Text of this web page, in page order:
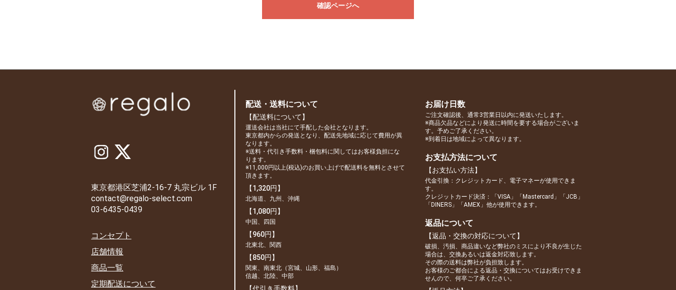
確認ページへ
東京都港区芝浦2-16-7 丸宗ビル 1F
contact@regalo-select.com
03-6435-0439
コンセプト
店舗情報
商品一覧
定期配送について
配送・送料について
【配送料について】
運送会社は当社にて手配した会社となります。
東京都内からの発送となり、配送先地域に応じて費用が異
なります。
※送料・代引き手数料・梱包料に関してはお客様負担にな
ります。
※11,000円以上(税込)のお買い上げで配送料を無料とさせて
頂きます。
【1,320円】
北海道、九州、沖縄
【1,080円】
中国、四国
【960円】
北東北、関西
【850円】
関東、南東北（宮城、山形、福島）
信越、北陸、中部
お届け日数
ご注文確認後、通常3営業日以内に発送いたします。
※商品欠品などにより発送に時間を要する場合がございま
す。予めご了承ください。
※到着日は地域によって異なります。
お支払方法について
【お支払い方法】
代金引換：クレジットカード、電子マネーが使用できま
す。
クレジットカード決済：「VISA」「Mastercard」「JCB」
「DINERS」「AMEX」他が使用できます。
返品について
【返品・交換の対応について】
破損、汚損、商品違いなど弊社のミスにより不良が生じた
場合は、交換あるいは返金対応致します。
その際の送料は弊社が負担致します。
お客様のご都合による返品・交換についてはお受けできま
せんので、何卒ご了承ください。